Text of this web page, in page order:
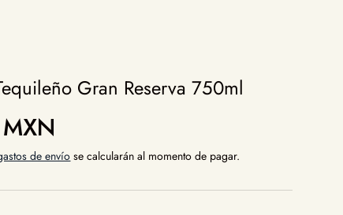
Gran Reserva 750ml
de envío se calcularán al momento de pagar.